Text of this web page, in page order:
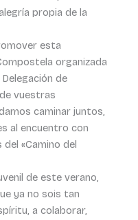
propia de la
esta
organizada
de
vuestras
caminar juntos,
al encuentro con
«Camino del
de este verano,
ya no sois tan
a colaborar,